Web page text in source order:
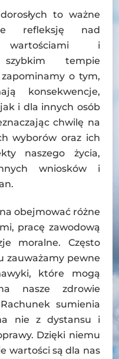
to ważne
refleksję nad
wartościami i
tempie
o tym,
konsekwencje,
i dla innych osób
chwilę na
wyborów oraz ich
naszego życia,
wniosków i
obejmować różne
pracę zawodową
moralne. Często
zauważamy pewne
które mogą
nasze zdrowie
sumienia
nie z dystansu i
Dzięki niemu
wartości są dla nas